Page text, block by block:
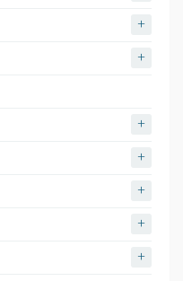
+
+
+
+
+
+
+